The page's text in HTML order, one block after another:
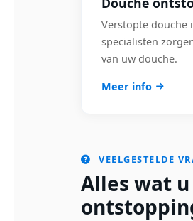
Verstopte douche
specialisten
van uw douche.
Meer info
VEELGESTELDE
Alles wat